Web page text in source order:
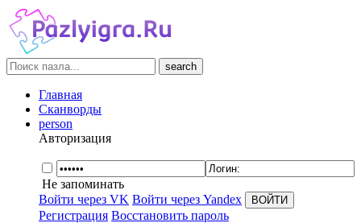
search
Главная
Сканворды
person
Авторизация
Не запоминать
Войти через VK Войти через Yandex
Регистрация Восстановить пароль